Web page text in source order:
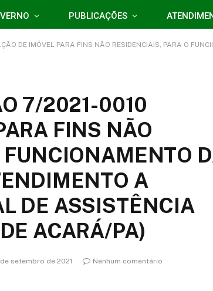
PUBLICAÇÕES
PARA FINS NÃO RESIDENCIAIS, PARA O FUNCIONAMENTO DA CASA DO IDOSO,
7/2021-0010
FINS NÃO
A
DE ASSISTÊNCIA
ACARÁ/PA)
de setembro de 2021
Nenhum comentário